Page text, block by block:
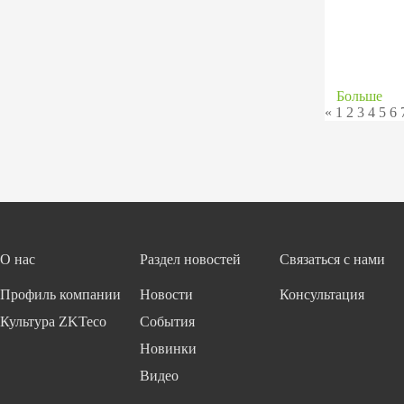
Больше
« 1 2 3 4 5 6
О нас
Профиль компании
Культура ZKTeco
Раздел новостей
Новости
События
Новинки
Видео
Связаться с нами
Консультация